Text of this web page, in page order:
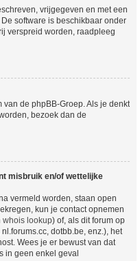
vrijgegeven en met een
De software is beschikbaar onder
verspreid worden, raadpleeg
de phpBB-Groep. Als je denkt
bezoek dan de
misbruik en/of wettelijke
vermeld worden, staan open
kun je contact opnemen
whois lookup) of, als dit forum op
dotbb.be, enz.), het
Wees je er bewust van dat
in geen enkel geval